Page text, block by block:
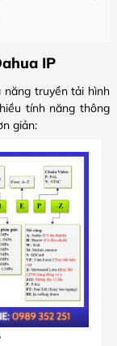
IP
năng truyền tải hình
tính năng thông
giản: